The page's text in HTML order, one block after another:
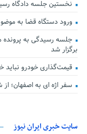
نخستین جلسه دادگاه
ورود دستگاه قضا به
جلسه رسیدگی به
برگزار شد
قیمت‌گذاری خودرو نباید
سفر اژه ای به اصفهان؛
سایت خبری ایران نیوز